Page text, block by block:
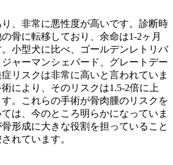
、非常に悪性度が高いです。診断時
骨に転移しており、余命は1-2ヶ月
小型犬に比べ、ゴールデンレトリバ
ャーマンシェパード、グレートデー
リスクは非常に高いと言われていま
により、そのリスクは1.5-2倍に上
。これらの手術が骨肉腫のリスクを
は、今のところ明らかになっていま
形成に大きな役割を担っていること
れています。